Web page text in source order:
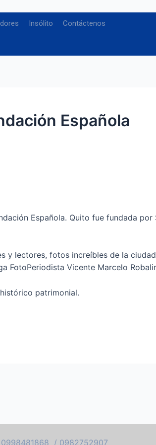
Insólito Contáctenos
Española
Española. Quito fue fundada
y lectores, fotos increíbles de la
FotoPeriodista Vicente Marcelo
patrimonial.
0998481868 / 0982752907